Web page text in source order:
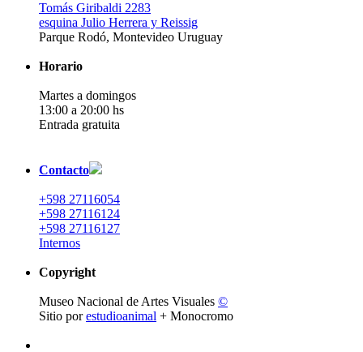
Tomás Giribaldi 2283
esquina Julio Herrera y Reissig
Parque Rodó, Montevideo Uruguay
Horario
Martes a domingos
13:00 a 20:00 hs
Entrada gratuita
Contacto
+598 27116054
+598 27116124
+598 27116127
Internos
Copyright
Museo Nacional de Artes Visuales ©
Sitio porestudioanimal + Monocromo